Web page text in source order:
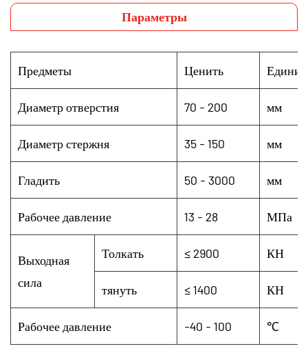
Параметры
Предметы Ценить
Диаметр отверстия 70 - 200 мм
Диаметр стержня 35 - 150 мм
Гладить 50 - 3000 мм
Рабочее давление 13 - 28 МПа
Выходная
сила
Толкать ≤ 2900 КН
тянуть ≤ 1400 КН
Рабочее давление -40 - 100 ℃